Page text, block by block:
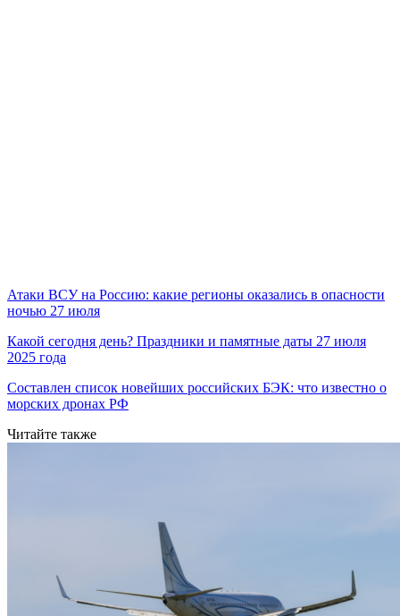
Атаки ВСУ на Россию: какие регионы оказались в опасности
ночью 27 июля
Какой сегодня день? Праздники и памятные даты 27 июля
2025 года
Составлен список новейших российских БЭК: что известно о
морских дронах РФ
Читайте также